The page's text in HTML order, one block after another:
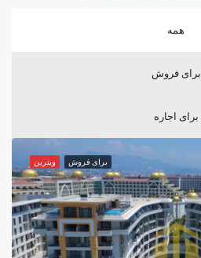
همه
برای فروش
برای اجاره
برای فروش ویترین